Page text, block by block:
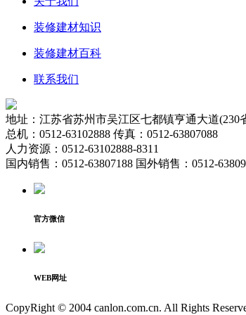
装修建材知识
装修建材百科
联系我们
地址：江苏省苏州市吴江区七都镇亨通大道(230
总机：0512-63102888 传真：0512-63807088
人力资源：0512-63102888-8311
国内销售：0512-63807188 国外销售：0512-
官方微信
WEB网址
CopyRight © 2004 canlon.com.cn. All Rights